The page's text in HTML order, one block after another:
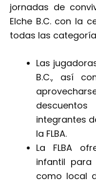
jornadas de
Elche B.C. con la
todas las
Las
B.C., así
integrantes
la FLBA.
La FLBA
infantil
como local